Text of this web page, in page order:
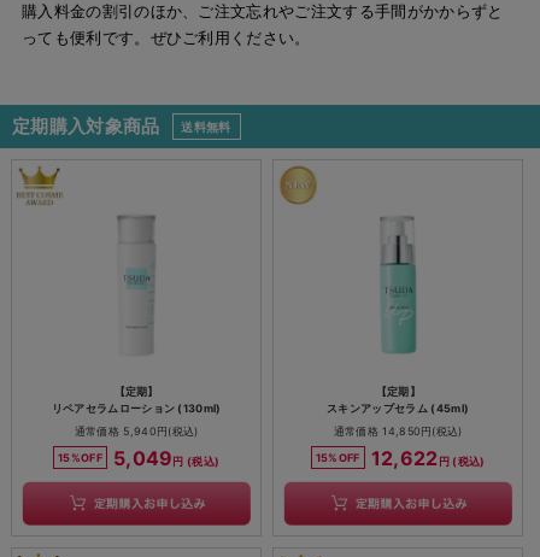
購入料金の割引のほか、ご注文忘れやご注文する手間がかからずと
っても便利です。ぜひご利用ください。
定期購入対象商品 送料無料
【定期】
リペアセラムローション (130ml)
通常価格 5,940円(税込)
15%OFF
5,049円 (税込)
【定期】
スキンアップセラム (45ml)
通常価格 14,850円(税込)
15%OFF
12,622円 (税込)